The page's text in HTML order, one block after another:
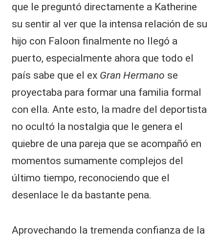
que le preguntó directamente a Katherine
su sentir al ver que la intensa relación de su
hijo con Faloon finalmente no llegó a
puerto, especialmente ahora que todo el
país sabe que el ex Gran Hermano se
proyectaba para formar una familia formal
con ella. Ante esto, la madre del deportista
no ocultó la nostalgia que le genera el
quiebre de una pareja que se acompañó en
momentos sumamente complejos del
último tiempo, reconociendo que el
desenlace le da bastante pena.
Aprovechando la tremenda confianza de la